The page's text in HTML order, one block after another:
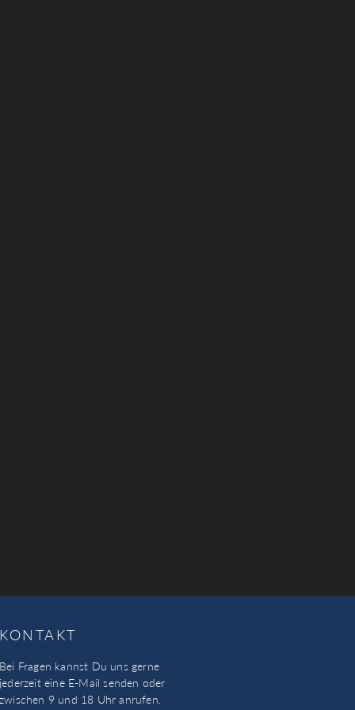
KONTAKT
Bei Fragen kannst Du uns gerne
jederzeit eine E-Mail senden oder
zwischen 9 und 18 Uhr anrufen.